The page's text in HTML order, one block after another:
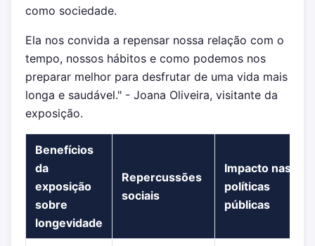
como sociedade.
Ela nos convida a repensar nossa relação com o
tempo, nossos hábitos e como podemos nos
preparar melhor para desfrutar de uma vida mais
longa e saudável." - Joana Oliveira, visitante da
exposição.
Benefícios
da
exposição
sobre
longevidade
Repercussões
sociais
Impacto nas
políticas
públicas